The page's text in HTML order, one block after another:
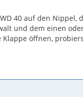
40 auf den Nippel,
und dem einen
öffnen,